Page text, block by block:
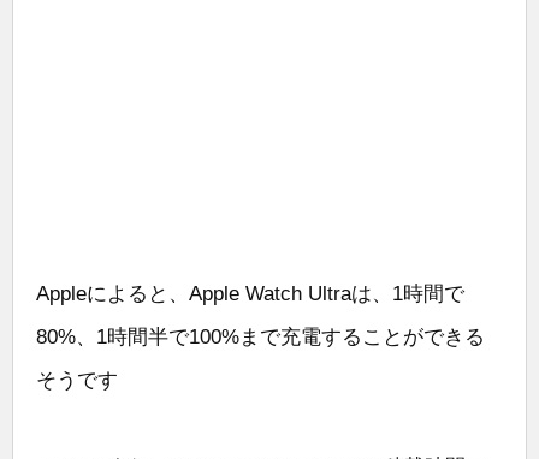
Appleによると、Apple Watch Ultraは、1時間で
80%、1時間半で100%まで充電することができる
そうです